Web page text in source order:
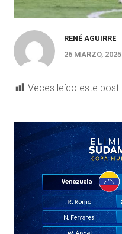
RENÉ AGUIRRE
26 MARZO, 2025
Veces leído este post: